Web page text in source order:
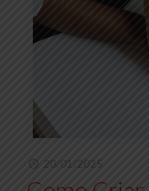
20/01/2025